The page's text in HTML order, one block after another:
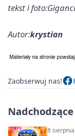
tekst i
Autor:krystian
Zaobserwuj nas!
8